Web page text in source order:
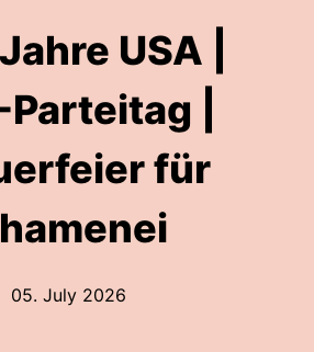
USA |
|
für
05. July 2026